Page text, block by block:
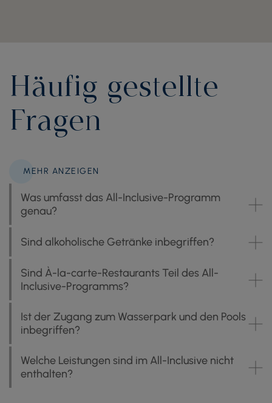
Häufig gestellte
Fragen
MEHR ANZEIGEN
Was umfasst das All-Inclusive-Programm
genau?
Sind alkoholische Getränke inbegriffen?
Sind À-la-carte-Restaurants Teil des All-
Inclusive-Programms?
Ist der Zugang zum Wasserpark und den Pools
inbegriffen?
Welche Leistungen sind im All-Inclusive nicht
enthalten?